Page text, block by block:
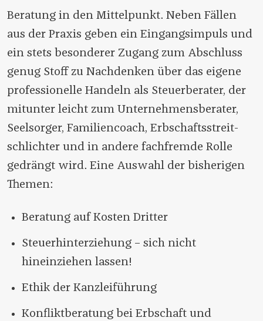
Beratung in den Mittelpunkt. Neben Fällen
aus der Praxis geben ein Eingangsimpuls und
ein stets besonderer Zugang zum Abschluss
genug Stoff zu Nachdenken über das eigene
professionelle Handeln als Steuerberater, der
mitunter leicht zum Unternehmensberater,
Seelsorger, Familiencoach, Erbschafts­streit­
schlichter und in andere fachfremde Rolle
gedrängt wird. Eine Auswahl der bisherigen
Themen:
Beratung auf Kosten Dritter
Steuerhinterziehung – sich nicht
hineinziehen lassen!
Ethik der Kanzleiführung
Konfliktberatung bei Erbschaft und